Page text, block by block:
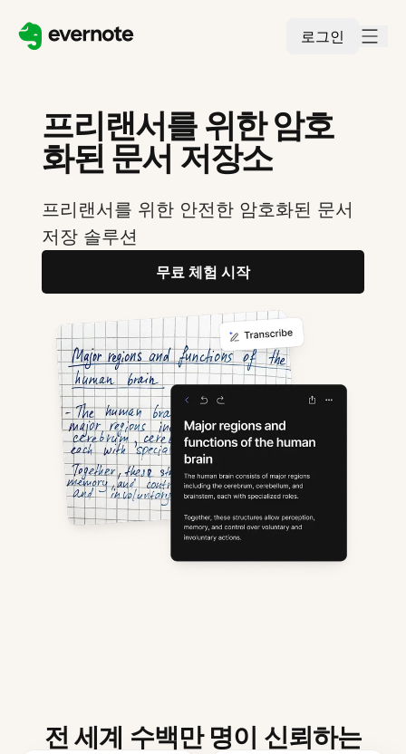
로그인
프리랜서를 위한 암호
화된 문서 저장소
프리랜서를 위한 안전한 암호화된 문서
저장 솔루션
무료 체험 시작
전 세계 수백만 명이 신뢰하는